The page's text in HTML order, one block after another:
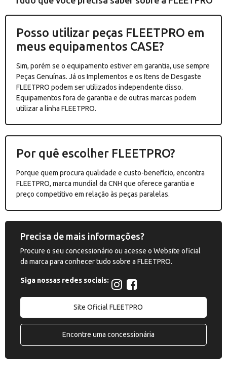
Posso utilizar peças FLEETPRO em
meus equipamentos CASE?
Sim, porém se o equipamento estiver em garantia, use sempre
Peças Genuínas. Já os Implementos e os Itens de Desgaste
FLEETPRO podem ser utilizados independente disso.
Equipamentos fora de garantia e de outras marcas podem
utilizar a linha FLEETPRO.
Por quê escolher FLEETPRO?
Porque quem procura qualidade e custo-benefício, encontra
FLEETPRO, marca mundial da CNH que oferece garantia e
preço competitivo em relação às peças paralelas.
Precisa de mais informações?
Procure o seu concessionário ou acesse o Website oficial
da marca para conhecer tudo sobre a FLEETPRO.
Siga nossas redes sociais:
Site Oficial FLEETPRO
Encontre uma concessionária